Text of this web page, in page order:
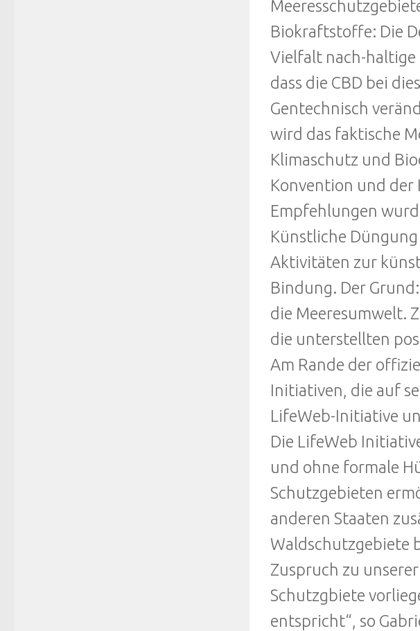
Biokraftstoffe: Die
Vielfalt nach-
dass die CBD bei
Gentechnisch
wird das faktische
Klimaschutz und
Konvention und der
Empfehlungen
Künstliche
Aktivitäten zur
Bindung. Der
die Meeresumwelt.
die unterstellten
Am Rande der
Initiativen, die auf
LifeWeb-Initiative
Die LifeWeb
und ohne formale
Schutzgebieten
anderen Staaten
Waldschutzgebiete
Zuspruch zu
Schutzgbiete
entspricht“, so